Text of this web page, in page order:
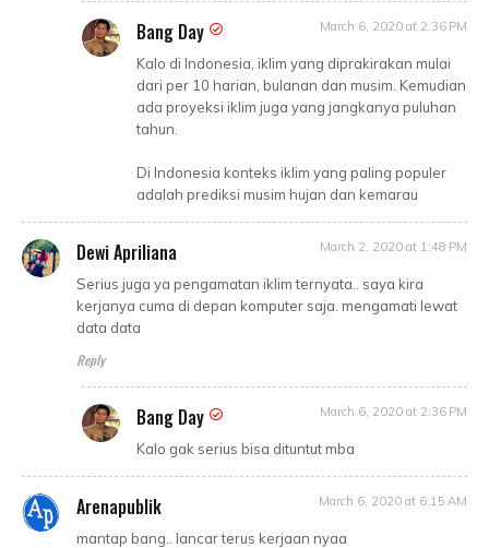
Bang Day March 6, 2020 at 2:36 PM
Kalo di Indonesia, iklim yang diprakirakan mulai
dari per 10 harian, bulanan dan musim. Kemudian
ada proyeksi iklim juga yang jangkanya puluhan
tahun.
Di Indonesia konteks iklim yang paling populer
adalah prediksi musim hujan dan kemarau
Dewi Apriliana March 2, 2020 at 1:48 PM
Serius juga ya pengamatan iklim ternyata.. saya kira
kerjanya cuma di depan komputer saja. mengamati lewat
data data
Reply
Bang Day March 6, 2020 at 2:36 PM
Kalo gak serius bisa dituntut mba
Arenapublik March 6, 2020 at 6:15 AM
mantap bang.. lancar terus kerjaan nyaa